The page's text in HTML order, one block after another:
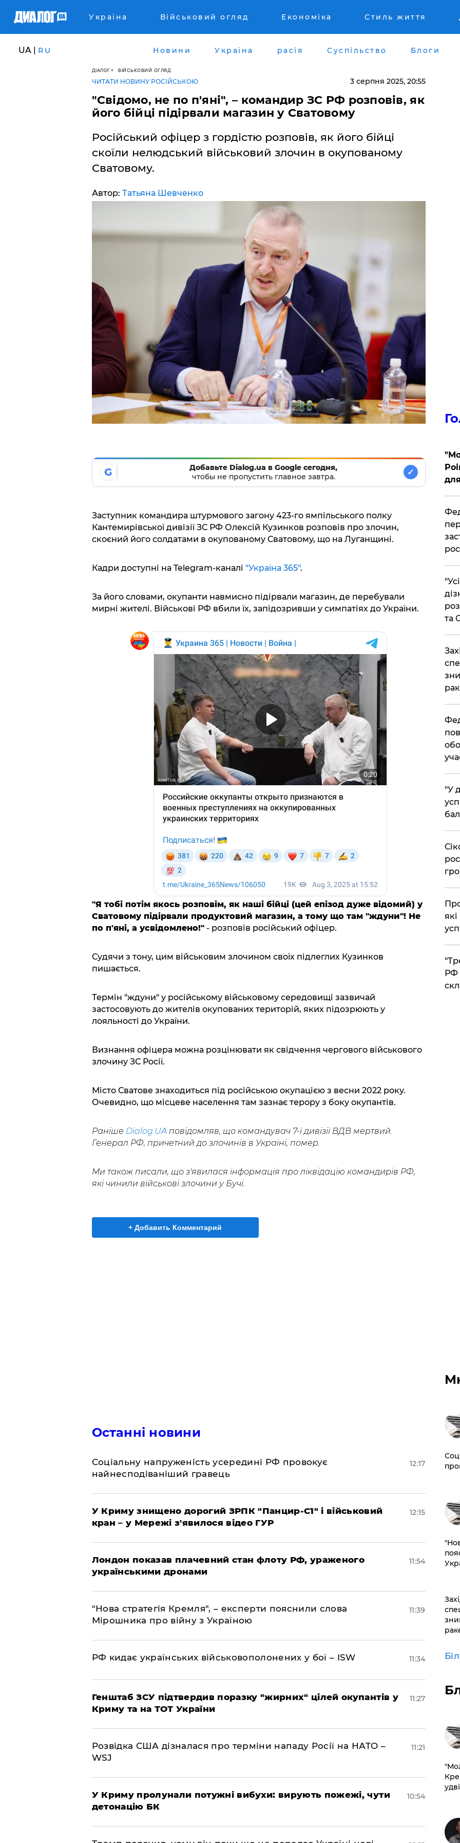
Україна Військовий огляд Економіка Стиль життя
UA | RU Новини Україна расія Суспільство Блоги
ДІАЛОГ ВІЙСЬКОВИЙ ОГЛЯД
ЧИТАТИ НОВИНУ РОСІЙСЬКОЮ 3 серпня 2025, 20:55
"Свідомо, не по п'яні", – командир ЗС РФ розповів, як
його бійці підірвали магазин у Сватовому
Російський офіцер з гордістю розповів, як його бійці
скоїли нелюдський військовий злочин в окупованому
Сватовому.
Автор: Татьяна Шевченко
G
Добавьте Dialog.ua в Google сегодня,
чтобы не пропустить главное завтра.
✓
Заступник командира штурмового загону 423-го ямпільського полку
Кантемирівської дивізії ЗС РФ Олексій Кузинков розповів про злочин,
скоєний його солдатами в окупованому Сватовому, що на Луганщині.
Кадри доступні на Telegram-каналі "Україна 365".
За його словами, окупанти навмисно підірвали магазин, де перебували
мирні жителі. Військові РФ вбили їх, запідозривши у симпатіях до України.
"Я тобі потім якось розповім, як наші бійці (цей епізод дуже відомий) у
Сватовому підірвали продуктовий магазин, а тому що там "ждуни"! Не
по п'яні, а усвідомлено!"- розповів російський офіцер.
Судячи з тону, цим військовим злочином своїх підлеглих Кузинков
пишається.
Термін "ждуни" у російському військовому середовищі зазвичай
застосовують до жителів окупованих територій, яких підозрюють у
лояльності до України.
Визнання офіцера можна розцінювати як свідчення чергового військового
злочину ЗС Росії.
Місто Сватове знаходиться під російською окупацією з весни 2022 року.
Очевидно, що місцеве населення там зазнає терору з боку окупантів.
Раніше Dialog.UAповідомляв, що командувач 7-ї дивізії ВДВ мертвий.
Генерал РФ, причетний до злочинів в Україні, помер.
Ми також писали, що з'явилася інформація про ліквідацію командирів РФ,
які чинили військові злочини у Бучі.
+ Добавить Комментарий
Останні новини
Соціальну напруженість усередині РФ провокує
найнесподіваніший гравець
12:17
У Криму знищено дорогий ЗРПК "Панцир-С1" і військовий
кран – у Мережі з'явилося відео ГУР
12:15
Лондон показав плачевний стан флоту РФ, ураженого
українськими дронами
11:54
"Нова стратегія Кремля", – експерти пояснили слова
Мірошника про війну з Україною
11:39
РФ кидає українських військовополонених у бої – ISW 11:34
Генштаб ЗСУ підтвердив поразку "жирних" цілей окупантів у
Криму та на ТОТ України
11:27
Розвідка США дізналася про терміни нападу Росії на НАТО –
WSJ
11:21
У Криму пролунали потужні вибухи: вирують пожежі, чути
детонацію БК
10:54
та
​"У
РФ